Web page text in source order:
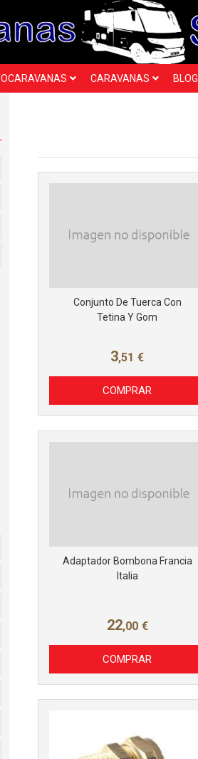
CARAVANAS BLOG
Conjunto De Tuerca Con
Tetina Y Gom
3,51 €
COMPRAR
Adaptador Bombona Francia
Italia
22,00 €
COMPRAR
Más info
Más info